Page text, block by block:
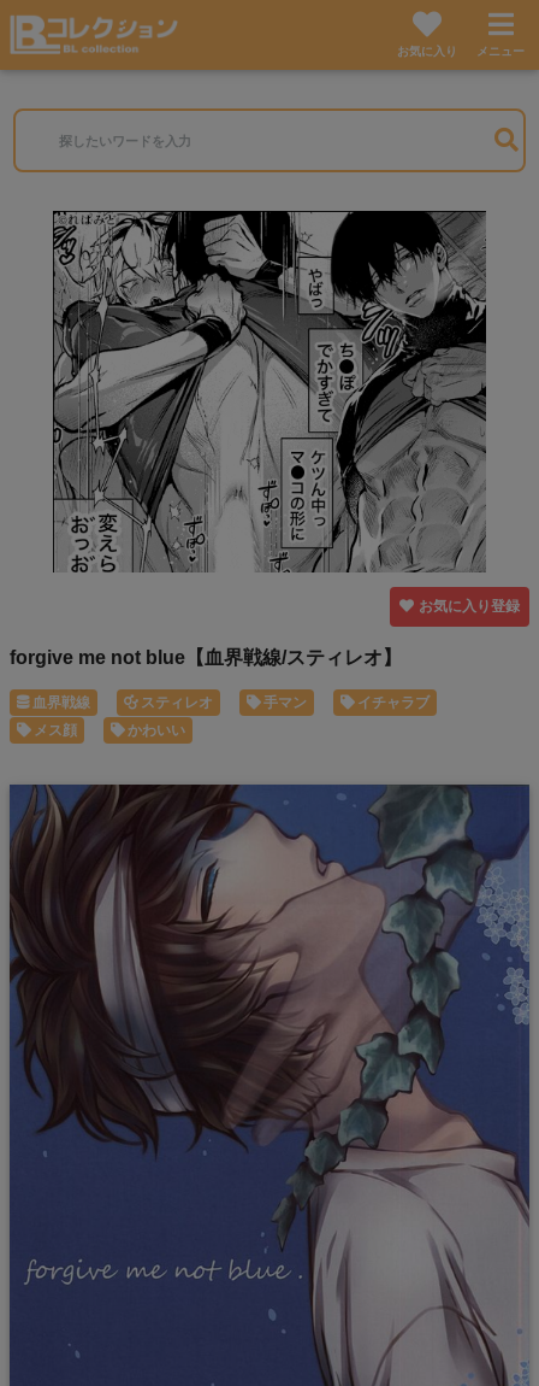
お気に入り メニュー
お気に入り登録
forgive me not blue【血界戦線/スティレオ】
血界戦線 スティレオ 手マン
イチャラブ
メス顔
かわいい